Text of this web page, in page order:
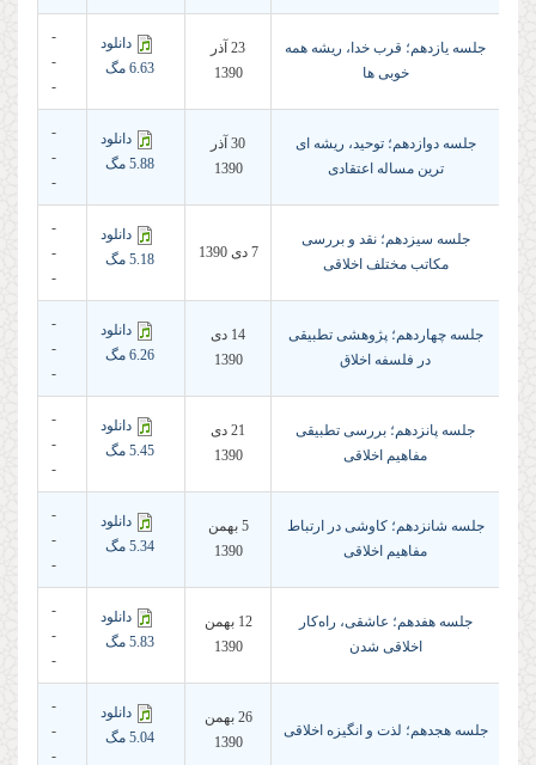
جلسه یازدهم؛ قرب خدا، ریشه همه
خوبی ها
23 آذر
1390
دانلود
6.63 مگ
-
-
-
جلسه دوازدهم؛ توحید، ریشه ای
ترین مساله اعتقادی
30 آذر
1390
دانلود
5.88 مگ
-
-
-
جلسه سیزدهم؛ نقد و بررسی
مکاتب مختلف اخلاقی
7 دى 1390
دانلود
5.18 مگ
-
-
-
جلسه چهاردهم؛ پژوهشی تطبیقی
در فلسفه اخلاق
14 دى
1390
دانلود
6.26 مگ
-
-
-
جلسه پانزدهم؛ بررسی تطبیقی
مفاهیم اخلاقی
21 دى
1390
دانلود
5.45 مگ
-
-
-
جلسه شانزدهم؛ کاوشی در ارتباط
مفاهیم اخلاقی
5 بهمن
1390
دانلود
5.34 مگ
-
-
-
جلسه هفدهم؛ عاشقی، راه‌کار
اخلاقی شدن
12 بهمن
1390
دانلود
5.83 مگ
-
-
-
جلسه هجدهم؛ لذت و انگیزه اخلاقی
26 بهمن
1390
دانلود
5.04 مگ
-
-
-